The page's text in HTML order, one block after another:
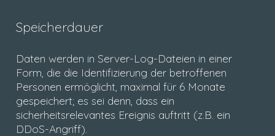
Speicherdauer
Daten werden in Server-Log-Dateien in einer
Form, die die Identifizierung der betroffenen
Personen ermöglicht, maximal für 6 Monate
gespeichert; es sei denn, dass ein
sicherheitsrelevantes Ereignis auftritt (z.B. ein
DDoS-Angriff).